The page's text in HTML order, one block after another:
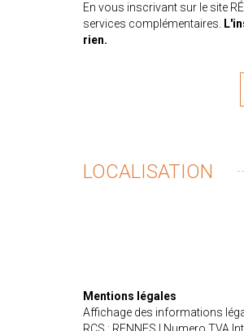
En vous inscrivant sur le site
services complémentaires.
rien.
LOCALISATION
Mentions légales
Affichage des informations